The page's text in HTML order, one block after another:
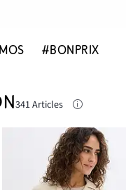
#BONPRIX
341 Articles